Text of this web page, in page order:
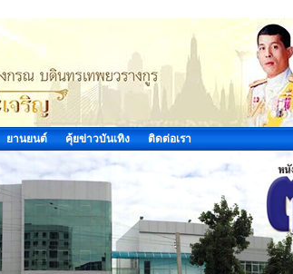
ยานยนต์ คุ้ยข่าวบันเทิง ติดต่อเรา